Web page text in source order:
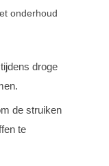
onderhoud
droge
de struiken
te